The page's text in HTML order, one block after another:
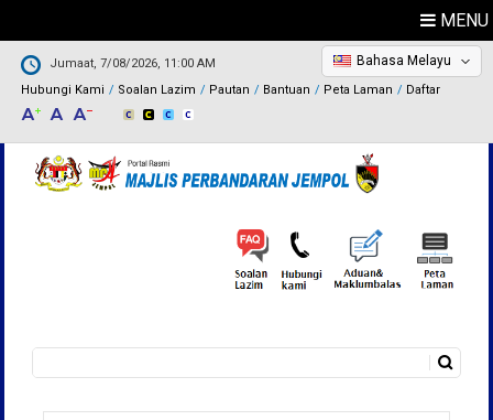
MENU
Jumaat, 7/08/2026, 11:00 AM
Hubungi Kami
Soalan Lazim Pautan Bantuan Peta Laman Daftar
Bahasa Melayu
Borang carian